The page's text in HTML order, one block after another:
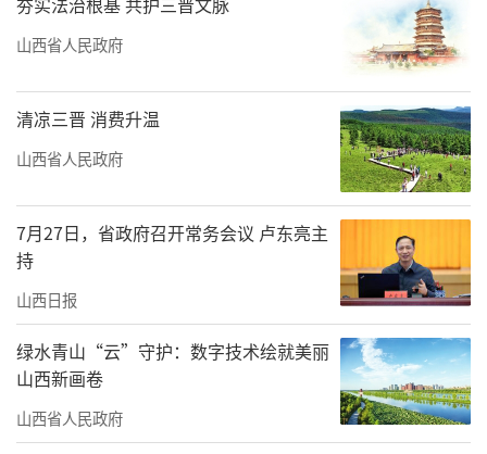
活等重点领域，精准施策、靶向治理，监管体
系持续完善，治理成效显著。如今，三晋大地
喧嚣渐远，城市乡村处处可闻自然清音，呈现
出一幅宁静和谐的宜居画卷。
交通降噪更安宁
连日来，不少途经太原市中环线高架桥的
市民发现，高架桥上正加装着3米多高的绿色声
屏障。这种声屏障依托科学声学设计，能有效
阻隔呼啸的车流噪声，为周边居民筑牢宁静生
活的防线。
山西省人民政府
清凉三晋 消费升温
山西省人民政府
7月27日，省政府召开常务会议 卢东亮主
持
山西日报
绿水青山“云”守护：数字技术绘就美丽
山西新画卷
山西省人民政府